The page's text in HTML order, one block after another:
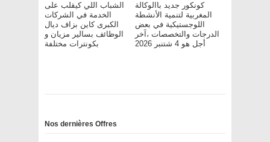
الشباب اللي كيقلب على
الخدمة في الشركات
الكبرى كاين بزاف ديال
الوظائف بسالير مزيان و
بكونترات مختلفة
كونكور جديد باالوكالة
المغربية لتنمية الأنشطة
اللوجستيكية في بعض
الدرجات والتخصصات ،آخر
أجل هو 4 شتنبر 2026
Nos dernières Offres